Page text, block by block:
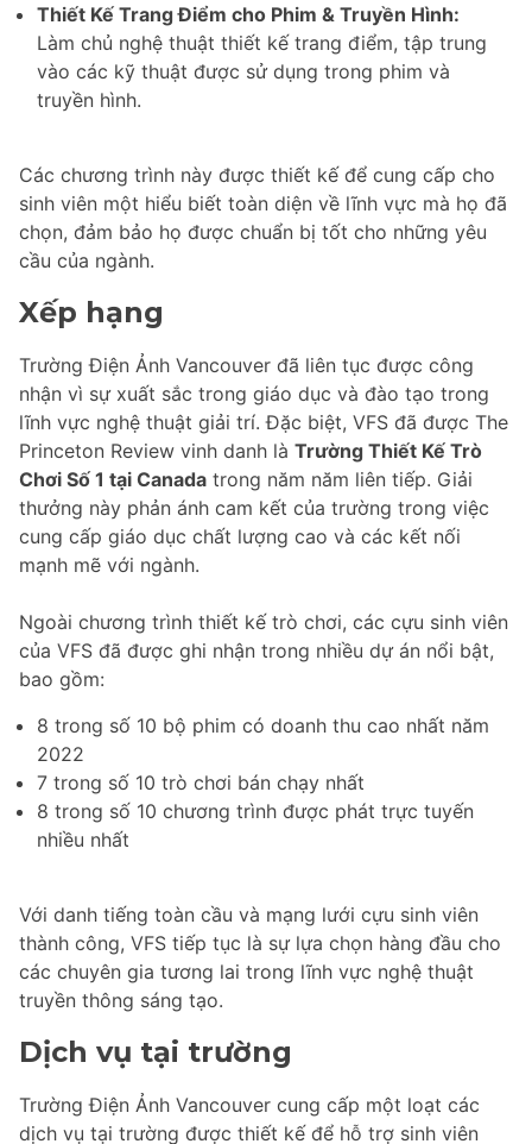
Thiết Kế Trang Điểm cho Phim & Truyền Hình:
Làm chủ nghệ thuật thiết kế trang điểm, tập trung
vào các kỹ thuật được sử dụng trong phim và
truyền hình.
Các chương trình này được thiết kế để cung cấp cho
sinh viên một hiểu biết toàn diện về lĩnh vực mà họ đã
chọn, đảm bảo họ được chuẩn bị tốt cho những yêu
cầu của ngành.
Xếp hạng
Trường Điện Ảnh Vancouver đã liên tục được công
nhận vì sự xuất sắc trong giáo dục và đào tạo trong
lĩnh vực nghệ thuật giải trí. Đặc biệt, VFS đã được The
Princeton Review vinh danh là Trường Thiết Kế Trò
Chơi Số 1 tại Canada trong năm năm liên tiếp. Giải
thưởng này phản ánh cam kết của trường trong việc
cung cấp giáo dục chất lượng cao và các kết nối
mạnh mẽ với ngành.
Ngoài chương trình thiết kế trò chơi, các cựu sinh viên
của VFS đã được ghi nhận trong nhiều dự án nổi bật,
bao gồm:
8 trong số 10 bộ phim có doanh thu cao nhất năm
2022
7 trong số 10 trò chơi bán chạy nhất
8 trong số 10 chương trình được phát trực tuyến
nhiều nhất
Với danh tiếng toàn cầu và mạng lưới cựu sinh viên
thành công, VFS tiếp tục là sự lựa chọn hàng đầu cho
các chuyên gia tương lai trong lĩnh vực nghệ thuật
truyền thông sáng tạo.
Dịch vụ tại trường
Trường Điện Ảnh Vancouver cung cấp một loạt các
dịch vụ tại trường được thiết kế để hỗ trợ sinh viên